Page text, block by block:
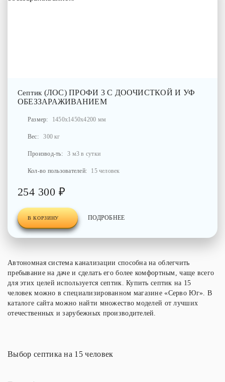
Септик (ЛОС) ПРОФИ 3 С ДООЧИСТКОЙ И УФ
ОБЕЗЗАРАЖИВАНИЕМ
Размер: 1450x1450x4200 мм
Вес: 300 кг
Производ-ть: 3 м3 в сутки
Кол-во пользователей: 15 человек
254 300 ₽
В КОРЗИНУ ПОДРОБНЕЕ
Автономная система канализации способна на облегчить
пребывание на даче и сделать его более комфортным, чаще всего
для этих целей используется септик. Купить септик на 15
человек можно в специализированном магазине «Серво Юг». В
каталоге сайта можно найти множество моделей от лучших
отечественных и зарубежных производителей.
Выбор септика на 15 человек